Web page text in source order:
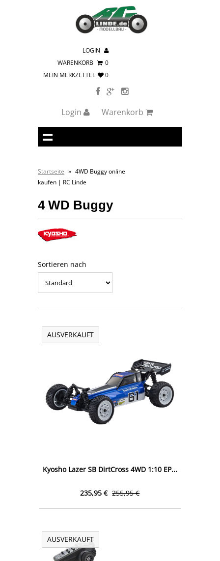
LOGIN
WARENKORB
0
MEIN MERKZETTEL
0
Login Warenkorb
Startseite » 4WD Buggy online
kaufen | RC Linde
4 WD Buggy
Sortieren nach
AUSVERKAUFT
Kyosho Lazer SB DirtCross 4WD 1:10 EP...
235,95 € 255,95 €
AUSVERKAUFT